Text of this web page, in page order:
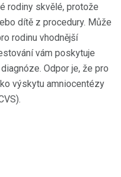
rodiny skvělé, protože
dítě z procedury. Může
rodinu vhodnější
vám poskytuje
Odpor je, že pro
výskytu amniocentézy